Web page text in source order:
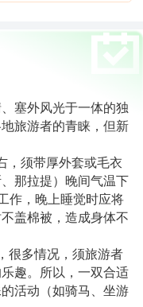
塞外风光于一体的独
旅游者的青睐，但新
，须带厚外套或毛衣
那拉提）晚间气温下
作，晚上睡觉时应将
盖棉被，造成身体不
很多情况，须旅游者
趣。所以，一双合适
活动（如骑马、坐游